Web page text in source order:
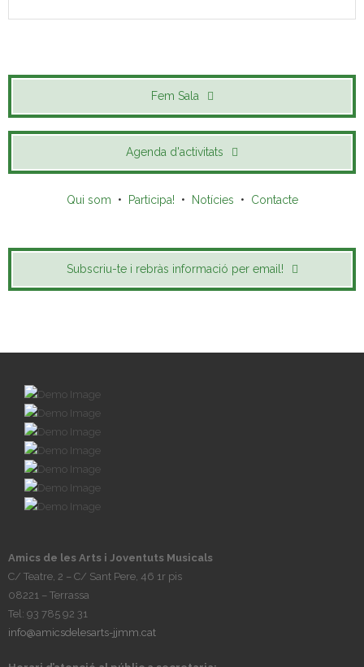
Fem Sala
Agenda d'activitats
Qui som • Participa! • Notícies • Contacte
Subscriu-te i rebràs informació per email!
Amics de les Arts i Joventuts Musicals
C/ Teatre, 2 – C/ Sant Pere, 46 1r pis
08221 – Terrassa
Tel: 93 785 92 31
info@amicsdelesarts-jjmm.cat